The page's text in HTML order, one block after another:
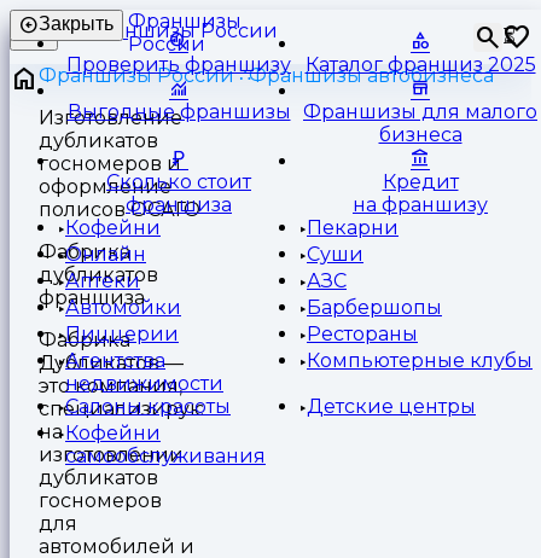
Франшизы
России
⏳
Закрыть
Проверить франшизу Каталог франшиз 2025
Выгодные франшизы
Франшизы для малого
бизнеса
Сколько стоит
франшиза
Кредит
на франшизу
Кофейни
Пекарни
Онлайн
Суши
Аптеки
АЗС
Автомойки
Барбершопы
Пиццерии
Рестораны
Агентства
недвижимости
Компьютерные клубы
Салоны красоты
Детские центры
Кофейни
самообслуживания
Франшизы России
Франшизы автобизнеса
Изготовление
дубликатов
госномеров и
оформление
полисов ОСАГО
Фабрика
дубликатов
франшиза
Фабрика
Дубликатов —
это компания,
специализирующаяся
на
изготовлении
дубликатов
госномеров
для
автомобилей и